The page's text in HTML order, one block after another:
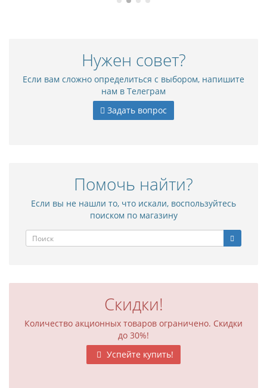
Нужен совет?
Если вам сложно определиться с выбором, напишите
нам в Телеграм
Задать вопрос
Помочь найти?
Если вы не нашли то, что искали, воспользуйтесь
поиском по магазину
Скидки!
Количество акционных товаров ограничено. Скидки
до 30%!
Успейте купить!